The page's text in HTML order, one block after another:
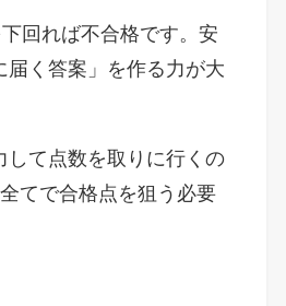
回れば不合格です。安
届く答案」を作る力が大
して点数を取りに行くの
てで合格点を狙う必要